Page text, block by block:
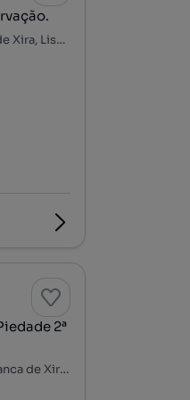
Forte da Casa, Póvoa de Santa Iria e Forte da Casa, Vila Franca de Xira, Lisboa
2ª
Póvoa de Santa Iria, Póvoa de Santa Iria e Forte da Casa, Vila Franca de Xira, Lisboa